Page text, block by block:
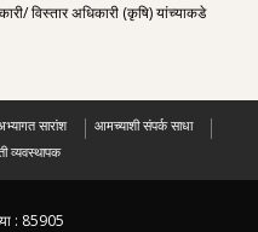
विस्तार अधिकारी (कृषि) यांच्याकडे
सारांश
आमच्याशी संपर्क साधा
व्यवस्थापक
: 85905